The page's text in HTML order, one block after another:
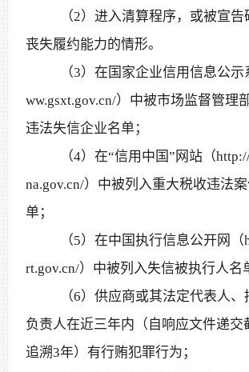
（2）进入清算程序，或被宣告
丧失履约能力的情形。
（3）在国家企业信用信息公示
ww.gsxt.gov.cn/）中被市场监督管理
违法失信企业名单；
（4）在“信用中国”网站（
na.gov.cn/）中被列入重大税收违法
单；
（5）在中国执行信息公开网（
rt.gov.cn/）中被列入失信被执行人名
（6）供应商或其法定代表人、
负责人在近三年内（自响应文件递交
追溯3年）有行贿犯罪行为；